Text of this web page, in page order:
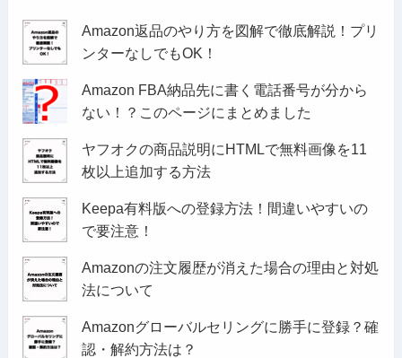
Amazon返品のやり方を図解で徹底解説！プリ
ンターなしでもOK！
Amazon FBA納品先に書く電話番号が分から
ない！？このページにまとめました
ヤフオクの商品説明にHTMLで無料画像を11
枚以上追加する方法
Keepa有料版への登録方法！間違いやすいの
で要注意！
Amazonの注文履歴が消えた場合の理由と対処
法について
Amazonグローバルセリングに勝手に登録？確
認・解約方法は？